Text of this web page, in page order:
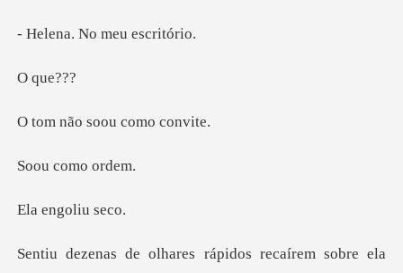
No meu e
qu
soou com
como
ngoli
sobre ela